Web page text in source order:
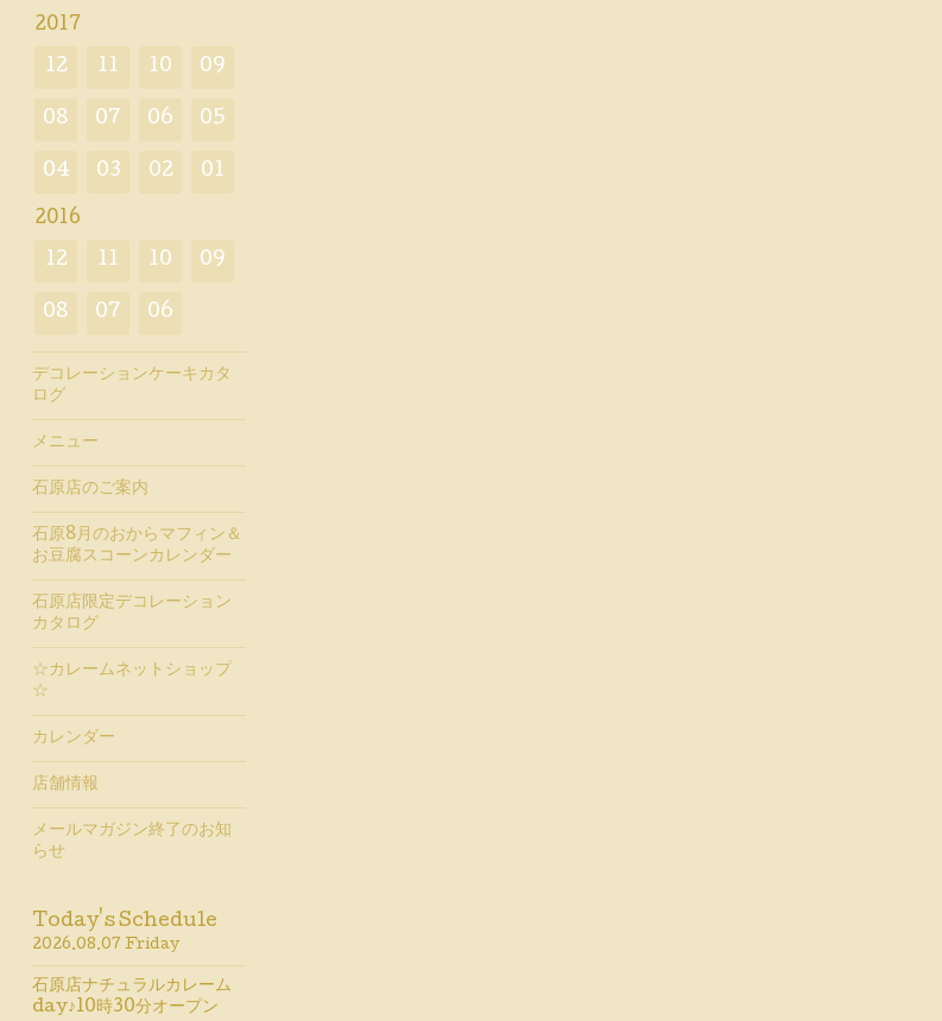
2017
12 11 10 09
08 07 06 05
04 03 02 01
2016
12 11 10 09
08 07 06
デコレーションケーキカタ
ログ
メニュー
石原店のご案内
石原8月のおからマフィン＆
お豆腐スコーンカレンダー
石原店限定デコレーション
カタログ
☆カレームネットショップ
☆
カレンダー
店舗情報
メールマガジン終了のお知
らせ
Today's Schedule
2026.08.07 Friday
石原店ナチュラルカレーム
day♪10時30分オープン